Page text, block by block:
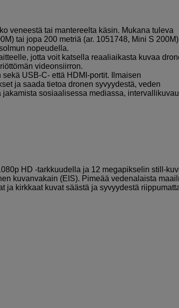
veneestä tai mantereelta käsin. Mukana tuleva
tai jopa 200 metriä (ar. 1051748, Mini S
nopeudella.
jotta voit katsella reaaliaikasta kuvaa
videonsiirron.
USB-C- että HDMI-portit. Ilmaisen
ja saada tietoa dronen syvyydestä, veden
sosiaalisessa mediassa,
HD -tarkkuudella ja 12 megapikselin still-
kuvanvakain (EIS). Pimeää vedenalaista
ja kirkkaat kuvat säästä ja syvyydestä